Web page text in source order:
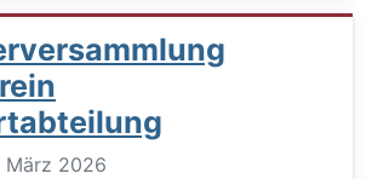
März 2026